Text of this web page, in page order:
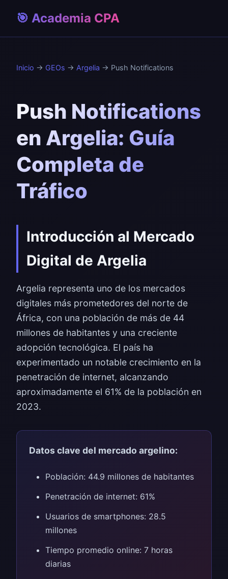
🎯 Academia CPA
Inicio → GEOs → Argelia → Push Notifications
Push Notifications
en Argelia: Guía
Completa de
Tráfico
Introducción al Mercado
Digital de Argelia
Argelia representa uno de los mercados
digitales más prometedores del norte de
África, con una población de más de 44
millones de habitantes y una creciente
adopción tecnológica. El país ha
experimentado un notable crecimiento en la
penetración de internet, alcanzando
aproximadamente el 61% de la población en
2023.
Datos clave del mercado argelino:
Población: 44.9 millones de habitantes
Penetración de internet: 61%
Usuarios de smartphones: 28.5
millones
Tiempo promedio online: 7 horas
diarias